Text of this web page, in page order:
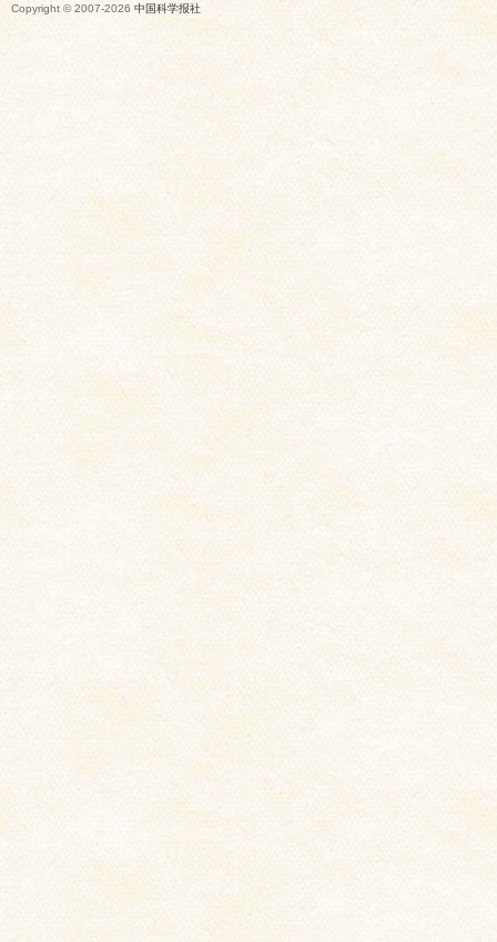
Copyright © 2007-2026 中国科学报社